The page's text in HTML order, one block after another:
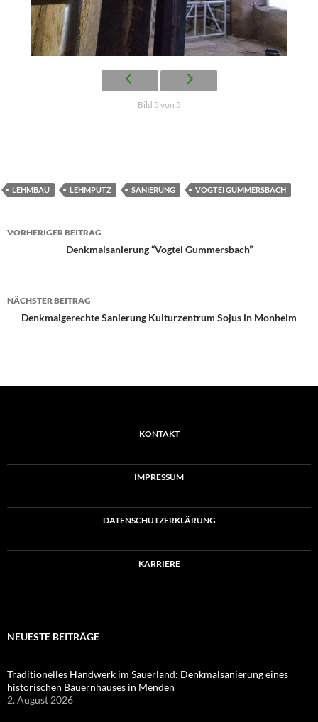
Bild 5 von 5
LEHMBAU LEHMPUTZ SANIERUNG VOGTEI GUMMERSBACH
Beitragsnavigation
VORHERIGER BEITRAG
Denkmalsanierung “Vogtei Gummersbach”
NÄCHSTER BEITRAG
Denkmalgerechte Sanierung Kulturzentrum Sojus in Monheim
KONTAKT
IMPRESSUM
DATENSCHUTZERKLÄRUNG
KARRIERE
NEUESTE BEITRÄGE
Traditionelles Handwerk im Sauerland: Denkmalsanierung eines
historischen Bauernhauses in Menden
2. August 2026